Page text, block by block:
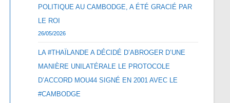
POLITIQUE AU CAMBODGE, A ÉTÉ GRACIÉ PAR
LE ROI
26/05/2026
LA #THAÏLANDE A DÉCIDÉ D’ABROGER D’UNE
MANIÈRE UNILATÉRALE LE PROTOCOLE
D’ACCORD MOU44 SIGNÉ EN 2001 AVEC LE
#CAMBODGE